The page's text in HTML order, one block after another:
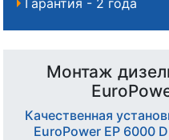
Монтаж
Качественная
EuroPower EP 6000